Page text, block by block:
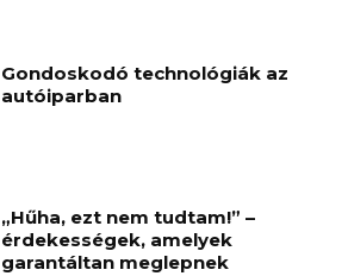
Gondoskodó technológiák az
autóiparban
„Hűha, ezt nem tudtam!” –
érdekességek, amelyek
garantáltan meglepnek